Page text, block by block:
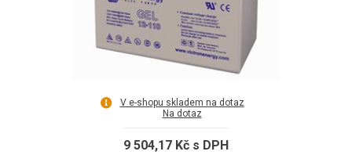
V e-shopu skladem na dotaz
Na dotaz
9 504,17 Kč s DPH